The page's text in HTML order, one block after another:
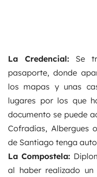
La Credencial: Se
pasaporte, donde
los mapas y unas
lugares por los que
documento se puede
Cofradías, Albergues
de Santiago tenga
La Compostela:
al haber realizado